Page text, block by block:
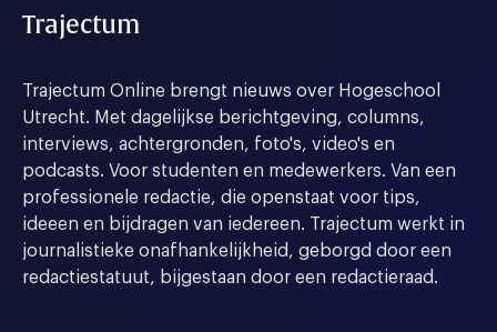
Trajectum
Trajectum Online brengt nieuws over Hogeschool
Utrecht. Met dagelijkse berichtgeving, columns,
interviews, achtergronden, foto's, video's en
podcasts. Voor studenten en medewerkers. Van een
professionele redactie, die openstaat voor tips,
ideeen en bijdragen van iedereen. Trajectum werkt in
journalistieke onafhankelijkheid, geborgd door een
redactiestatuut, bijgestaan door een redactieraad.